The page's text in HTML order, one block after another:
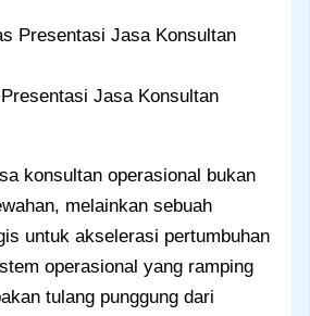
Jasa Konsultan
konsultan operasional bukan
melainkan sebuah
untuk akselerasi pertumbuhan
operasional yang ramping
tulang punggung dari